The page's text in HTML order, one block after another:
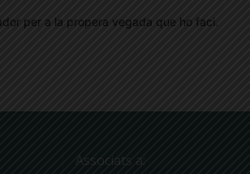
per a la propera vegada que ho faci.
Associats a: